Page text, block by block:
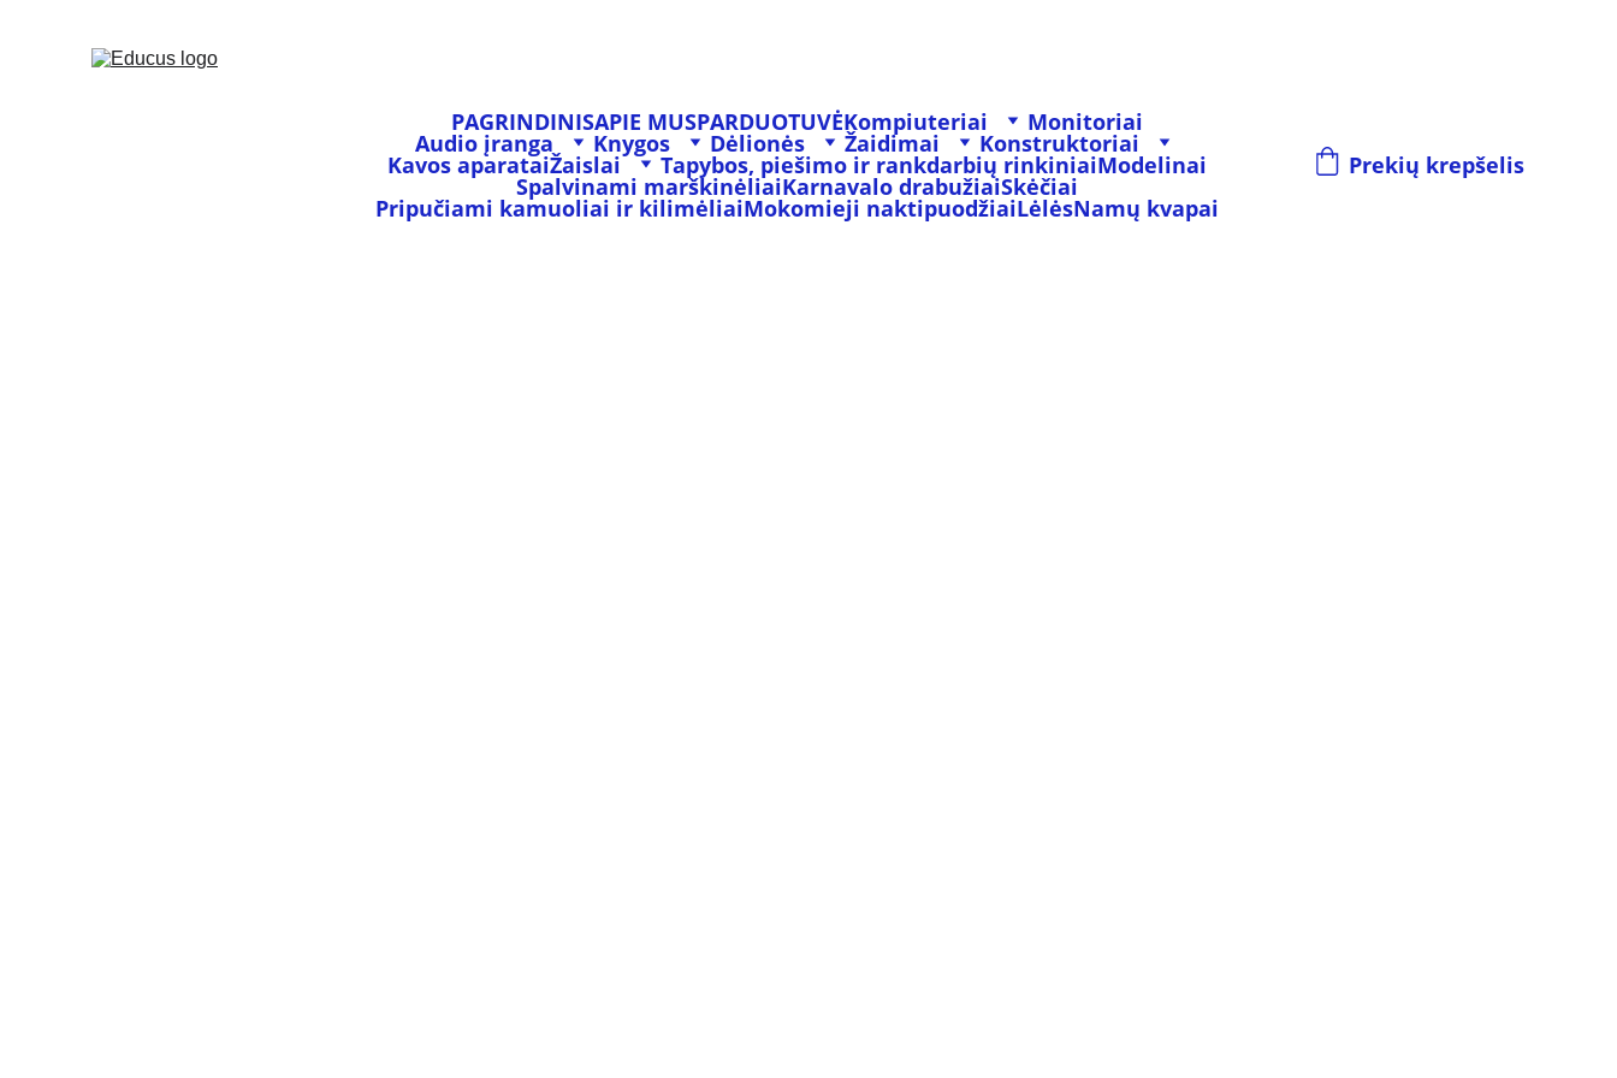
PAGRINDINISAPIE MUSPARDUOTUVĖKompiuteriai Monitoriai
Audio įranga Knygos Dėlionės Žaidimai Konstruktoriai
Kavos aparataiŽaislai Tapybos, piešimo ir rankdarbių rinkiniaiModelinai
Spalvinami marškinėliaiKarnavalo drabužiaiSkėčiai
Pripučiami kamuoliai ir kilimėliaiMokomieji naktipuodžiaiLėlėsNamų kvapai
Prekių krepšelis